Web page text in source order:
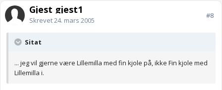
Gjest gjest1
Skrevet24. mars 2005
#8
Sitat
... jeg vil gjerne være Lillemilla med fin kjole på, ikke Fin kjole med
Lillemilla i.